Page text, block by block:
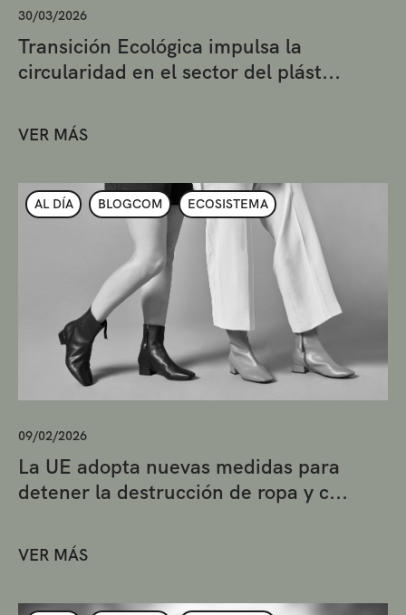
30/03/2026
Transición Ecológica impulsa la
circularidad en el sector del plást...
VER MÁS
AL DÍA BLOGCOM ECOSISTEMA
09/02/2026
La UE adopta nuevas medidas para
detener la destrucción de ropa y c...
VER MÁS